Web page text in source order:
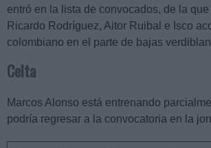
entró en la lista de convocados, de la
Ricardo Rodríguez, Aitor Ruibal e Isco
colombiano en el parte de bajas
Celta
Marcos Alonso está entrenando
podría regresar a la convocatoria en la